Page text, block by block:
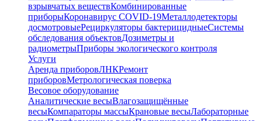
взрывчатых веществКомбинированные
приборыКоронавирус COVID-19Металлодетекторы
досмотровыеРециркуляторы бактерицидныеСистемы
обследования объектовДозиметры и
радиометрыПриборы экологического контроля
Услуги
Аренда приборовЛНКРемонт
приборовМетрологическая поверка
Весовое оборудование
Аналитические весыВлагозащищённые
весыКомпараторы массыКрановые весыЛабораторные